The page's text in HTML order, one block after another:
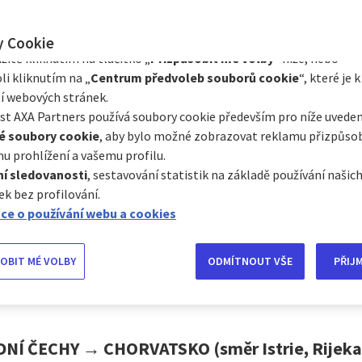
přiláká více než 800 tis. českých
podnebí, nádherné pláže s průzračnou vodou,
památky jsou lákadly pro návštěvníky z
řádcích vám poradíme, jak naplánovat
se dozvíte několik praktických informací.
do Chorvatska: Kudy se vydat?
trasy závisí na místě, odkud vyrážíte a také
cesty, které vás zavedou směrem na
ČECHY → CHORVATSKO (směr Istrie,
Cookie
kliknutím na tlačítko „Přizpůsobit mé volby “ níže, nebo
kliknutím na „Centrum předvoleb souborů cookie“, které je
webových stránek.
AXA Partners používá soubory cookie především pro níže
soubory cookie, aby bylo možné zobrazovat reklamu
prohlížení a vašemu profilu.
sledovanosti, sestavování statistik na základě používání
bez profilování.
o používání webu a cookies
MÉ VOLBY ODMÍTNOUT VŠE